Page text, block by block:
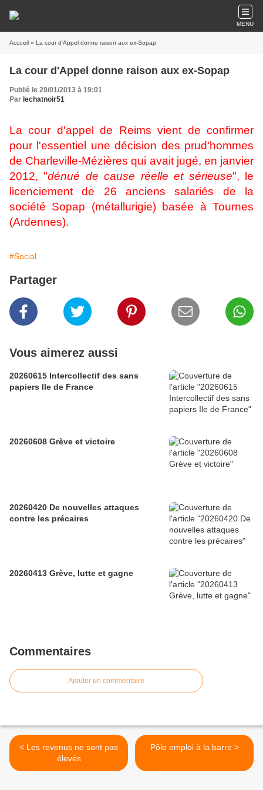
MENU
Accueil » La cour d'Appel donne raison aux ex-Sopap
La cour d'Appel donne raison aux ex-Sopap
Publié le 29/01/2013 à 19:01
Par lechatnoir51
La cour d'appel de Reims vient de confirmer
pour l'essentiel une décision des prud'hommes
de Charleville-Mézières qui avait jugé, en janvier
2012, "dénué de cause réelle et sérieuse", le
licenciement de 26 anciens salariés de la
société Sopap (métallurigie) basée à Tournes
(Ardennes).
#Social
Partager
Vous aimerez aussi
20260615 Intercollectif des sans
papiers Ile de France
20260608 Grève et victoire
20260420 De nouvelles attaques
contre les précaires
20260413 Grève, lutte et gagne
Commentaires
Ajouter un commentaire
< Les revenus ne sont pas
élevés
Pôle emploi à la barre >